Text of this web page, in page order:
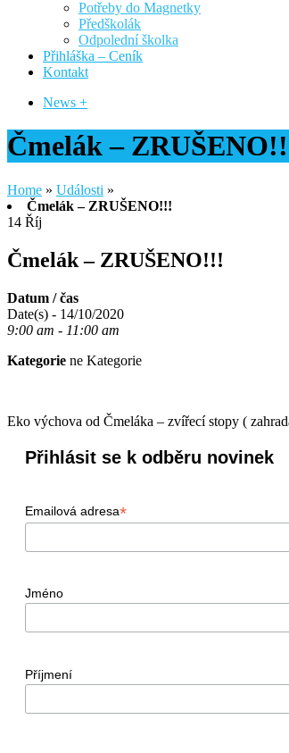
Potřeby do Magnetky
Předškolák
Odpolední školka
Přihláška – Ceník
Kontakt
News +
Čmelák –
Home » Události »
Čmelák – ZRUŠENO!!!
14 Říj
Čmelák – ZRUŠENO!!!
Datum / čas
Date(s) - 14/10/2020
9:00 am - 11:00 am
Kategorie ne Kategorie
Eko výchova od Čmeláka – zvířecí stopy (
Přihlásit se k odběru novinek
Emailová adresa*
Jméno
Příjmení